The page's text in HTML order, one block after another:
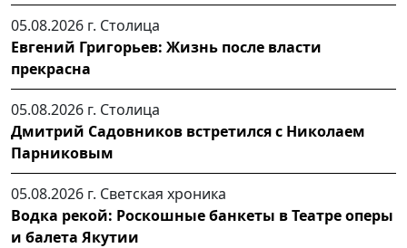
05.08.2026 г. Столица
Евгений Григорьев: Жизнь после власти
прекрасна
05.08.2026 г. Столица
Дмитрий Садовников встретился с Николаем
Парниковым
05.08.2026 г. Светская хроника
Водка рекой: Роскошные банкеты в Театре оперы
и балета Якутии